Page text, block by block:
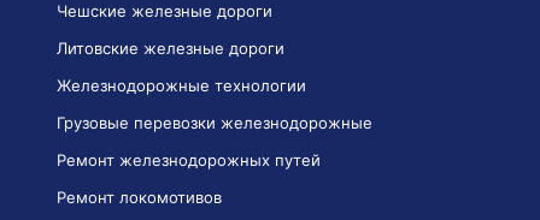
Чешские железные дороги
Литовские железные дороги
Железнодорожные технологии
Грузовые перевозки железнодорожные
Ремонт железнодорожных путей
Ремонт локомотивов